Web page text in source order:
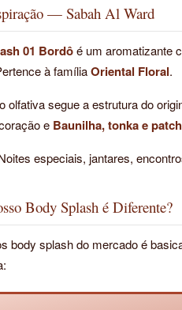
— Sabah Al Ward
01 Bordôé um aromatizante
à famíliaOriental Floral.
olfativa segue a estrutura do
e Baunilha, tonka e
especiais, jantares,
Body Splash é Diferente?
body splash do mercado é